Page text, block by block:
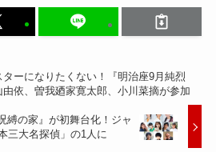
ーになりたくない！『明治座9月純烈
依、曽我廼家寛太郎、小川菜摘が参加
縛の家』が初舞台化！ジャ
三大名探偵」の1人に